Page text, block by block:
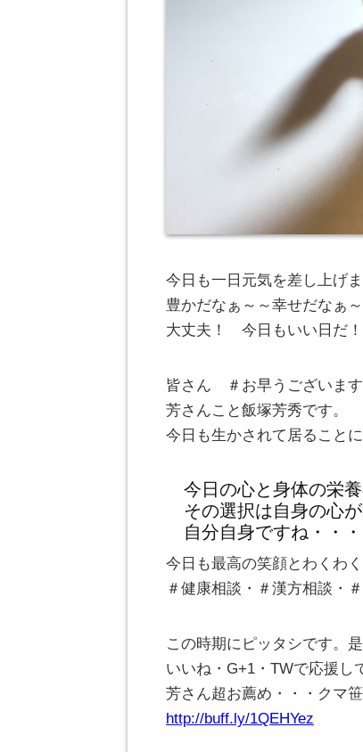
今日も一日元気を差し上げま
豊かだなぁ～～幸せだなぁ
大丈夫！ 今日もいい日だ！
皆さん ＃お早うございま
芳さんこと飯塚芳秀です。
今日も生かされて居ること
今日の心と身体の栄
その選択は自身の心
自分自身ですね・・・
今日も最高の笑顔とわくわ
＃健康相談・＃漢方相談・
この時期にピッタシです。
いいね・G+1・TWで応援し
芳さん超お薦め・・・クマ
http://buff.ly/1QEHYez